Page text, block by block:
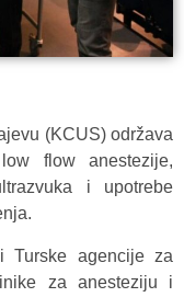
(KCUS) održava
flow anestezije,
i upotrebe
Turske agencije za
za anesteziju i